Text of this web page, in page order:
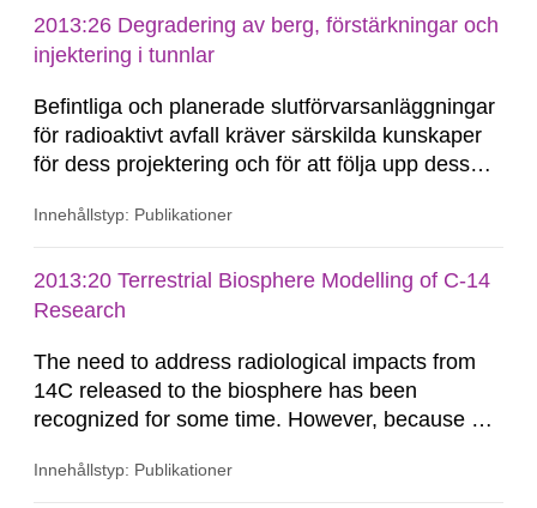
hydrogeochemical conditions at the Forsmark
site at great depths. To analyse density
2013:26 Degradering av berg, förstärkningar och
injektering i tunnlar
Befintliga och planerade slutförvarsanläggningar
för radioaktivt avfall kräver särskilda kunskaper
för dess projektering och för att följa upp dess
Kunskaper behövs för att välja anläggningens
förslutningsmetoder. De långa...
Innehållstyp: Publikationer
2013:20 Terrestrial Biosphere Modelling of C-14
Research
The need to address radiological impacts from
14C released to the biosphere has been
recognized for some time. However, because of
cycling, the standard methods employed to
Innehållstyp: Publikationer